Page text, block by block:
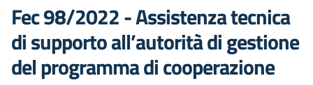
Fec 98/2022 - Assistenza tecnica
di supporto all’autorità di gestione
del programma di cooperazione